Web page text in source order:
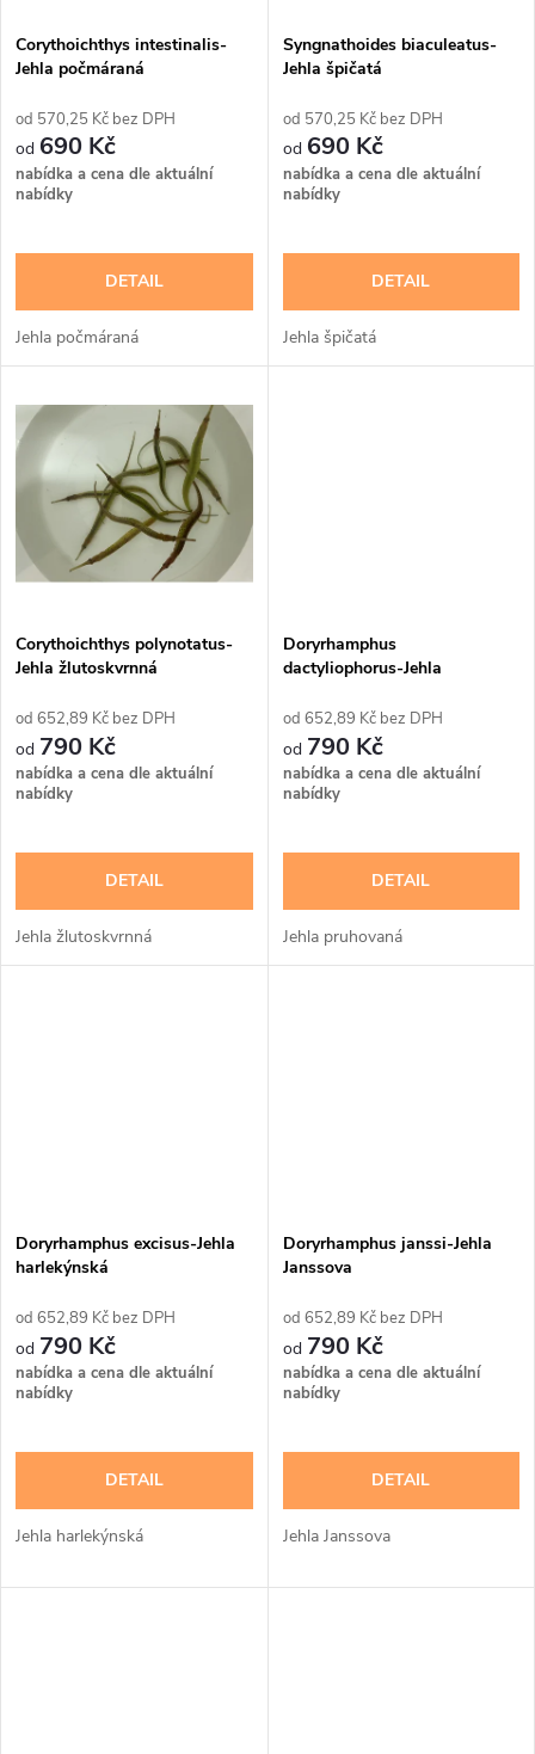
p
r
o
d
u
k
t
ů
s
p
r
o
d
u
k
t
ů
Corythoichthys intestinalis-
Jehla počmáraná
570,25 Kč bez DPH
690 Kč
nabídka a cena dle aktuální
nabídky
DETAIL
Jehla počmáraná
Syngnathoides biaculeatus-
Jehla špičatá
570,25 Kč bez DPH
690 Kč
nabídka a cena dle aktuální
nabídky
DETAIL
Jehla špičatá
Corythoichthys polynotatus-
Jehla žlutoskvrnná
652,89 Kč bez DPH
790 Kč
nabídka a cena dle aktuální
nabídky
DETAIL
Jehla žlutoskvrnná
Doryrhamphus
dactyliophorus-Jehla
652,89 Kč bez DPH
790 Kč
nabídka a cena dle aktuální
nabídky
DETAIL
Jehla pruhovaná
Doryrhamphus excisus-Jehla
harlekýnská
652,89 Kč bez DPH
790 Kč
nabídka a cena dle aktuální
nabídky
DETAIL
Jehla harlekýnská
Doryrhamphus janssi-Jehla
Janssova
652,89 Kč bez DPH
790 Kč
nabídka a cena dle aktuální
nabídky
DETAIL
Jehla Janssova